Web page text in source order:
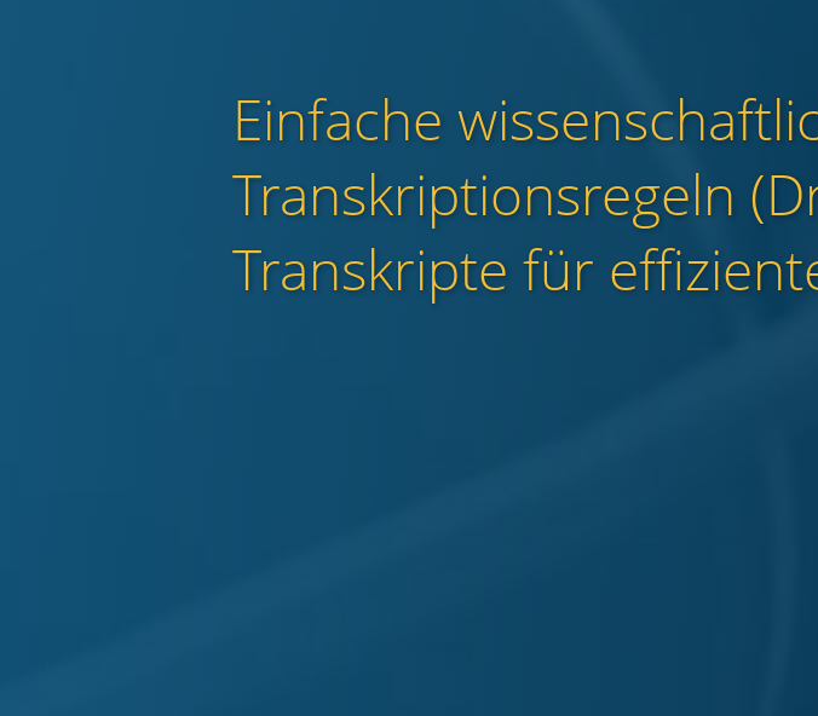
Einfache
Transkriptionsregeln
Transkripte für